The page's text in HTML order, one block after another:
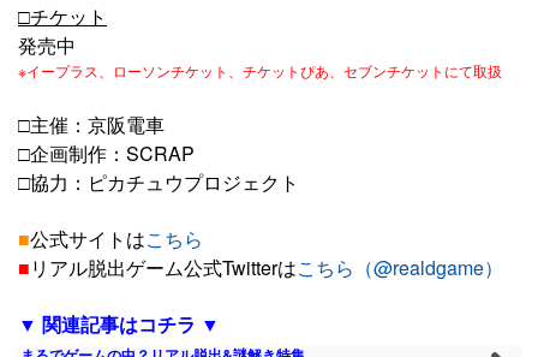
□チケット
発売中
※イープラス、ローソンチケット、チケットぴあ、セブンチケットにて取扱
□主催：京阪電車
□企画制作：SCRAP
□協力：ピカチュウプロジェクト
■公式サイトはこちら
■リアル脱出ゲーム公式Twitterはこちら（@realdgame）
▼ 関連記事はコチラ ▼